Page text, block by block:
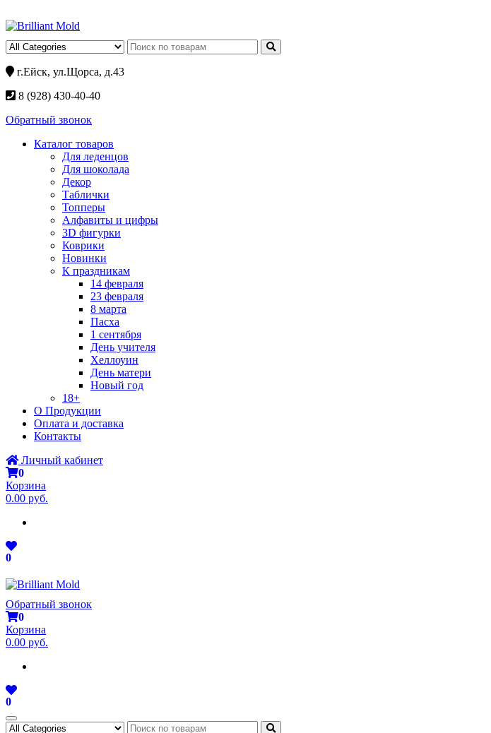
г.Ейск, ул.Щорса, д.43
8 (928) 430-40-40
Обратный звонок
Каталог товаров
Для леденцов
Для шоколада
Декор
Таблички
Топперы
Алфавиты и цифры
3D фигурки
Коврики
Новинки
К праздникам
14 февраля
23 февраля
8 марта
Пасха
1 сентября
День учителя
Хеллоуин
День матери
Новый год
18+
О Продукции
Оплата и доставка
Контакты
Личный кабинет
0
Корзина
0.00 руб.
0
Обратный звонок
0
Корзина
0.00 руб.
0